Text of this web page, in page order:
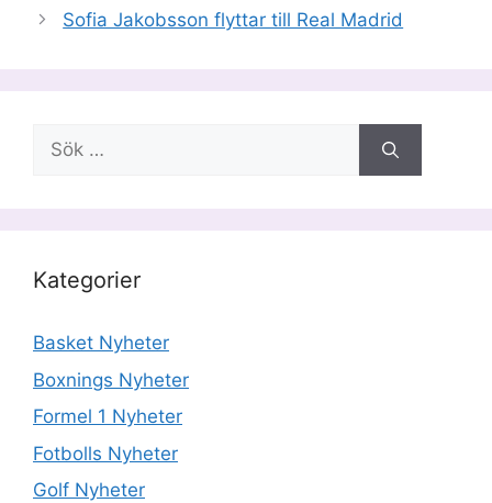
Sofia Jakobsson flyttar till Real Madrid
Sök
efter:
Kategorier
Basket Nyheter
Boxnings Nyheter
Formel 1 Nyheter
Fotbolls Nyheter
Golf Nyheter